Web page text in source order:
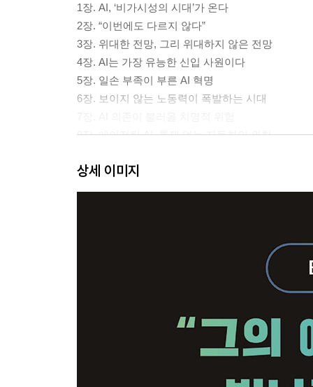
1장. AI, ‘비가시성의 시대’가 온다
2장. “이번에도 다르지 않다”
3장. 위대한 전망, 그리 위대하지 않은 전망
4장. AI는 가장 유능한 신입 사원이다
5장. 일손 부족이 부른 AI 혁명
6장. 보이지 않는 노동력이 폭발하는 시대
8장. 에이전틱 AI, 통제 없는 자동화의 위험
2부. AI의 도전에 맞서다
12장. AI 이후 ‘금융’의 미래
14장. AI 이후 ‘에너지’의 미래
상세 이미지